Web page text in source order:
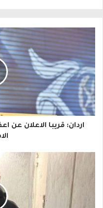
ب
ر
ي
د
ك
ا
إ
اردان: قريبا الاعلان عن